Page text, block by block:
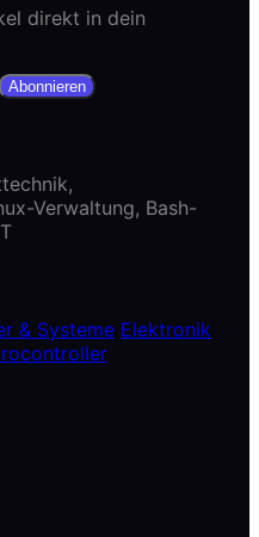
direkt in dein
Abonnieren
Verwaltung, Bash-
& Systeme Elektronik